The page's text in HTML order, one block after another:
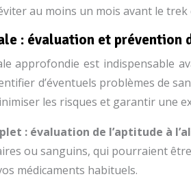
au moins un mois avant le
: évaluation et prévention
approfondie est indispensable
d’éventuels problèmes de
les risques et garantir une
: évaluation de l’aptitude à
ou sanguins, qui pourraient
médicaments habituels.